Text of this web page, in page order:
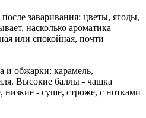
заваривания: цветы, ягоды,
насколько ароматика
или спокойная, почти
и обжарки: карамель,
Высокие баллы - чашка
низкие - суше, строже, с нотками